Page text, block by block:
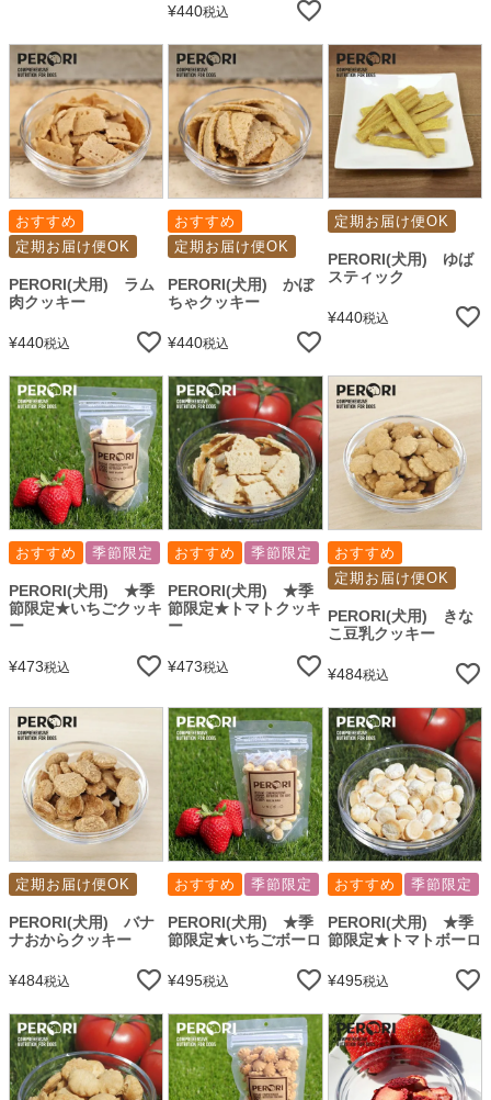
¥440税込
おすすめ
定期お届け便OK
PERORI(犬用) ラム
肉クッキー
¥440税込
おすすめ
定期お届け便OK
PERORI(犬用) かぼ
ちゃクッキー
¥440税込
定期お届け便OK
PERORI(犬用) ゆば
スティック
¥440税込
おすすめ 季節限定
PERORI(犬用) ★季
節限定★いちごクッキ
ー
¥473税込
おすすめ 季節限定
PERORI(犬用) ★季
節限定★トマトクッキ
ー
¥473税込
おすすめ
定期お届け便OK
PERORI(犬用) きな
こ豆乳クッキー
¥484税込
定期お届け便OK
PERORI(犬用) バナ
ナおからクッキー
¥484税込
おすすめ 季節限定
PERORI(犬用) ★季
節限定★いちごボーロ
¥495税込
おすすめ 季節限定
PERORI(犬用) ★季
節限定★トマトボーロ
¥495税込